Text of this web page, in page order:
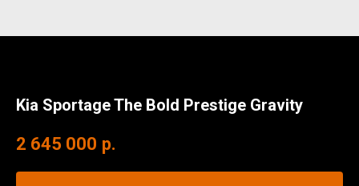
Kia Sportage The Bold Prestige Gravity
2 645 000 р.